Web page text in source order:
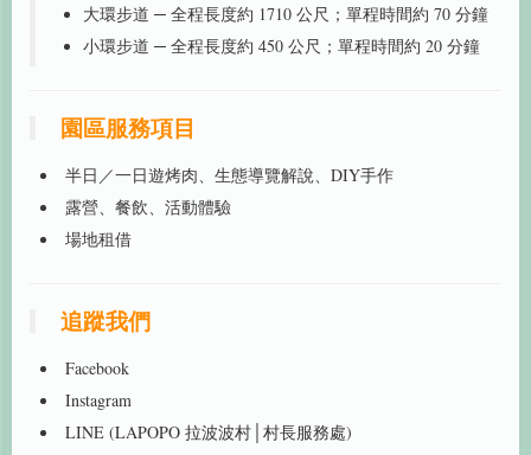
大環步道 ─ 全程長度約 1710 公尺；單程時間約 70 分鐘
小環步道 ─ 全程長度約 450 公尺；單程時間約 20 分鐘
園區服務項目
半日／一日遊烤肉、生態導覽解說、DIY手作
露營、餐飲、活動體驗
場地租借
追蹤我們
Facebook
Instagram
LINE (LAPOPO 拉波波村│村長服務處)